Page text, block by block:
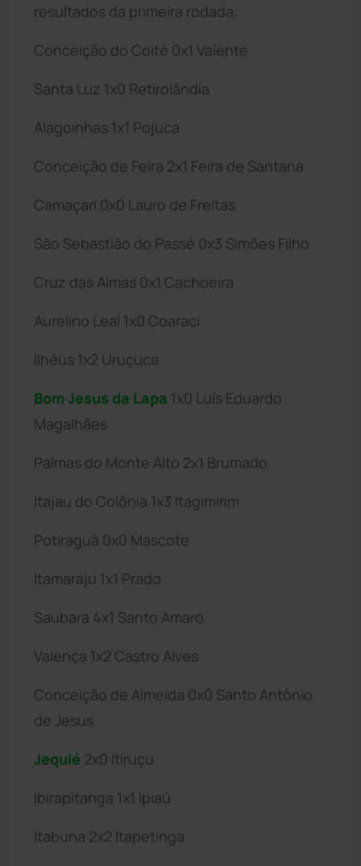
resultados da primeira rodada:
Conceição do Coité 0x1 Valente
Santa Luz 1x0 Retirolândia
Alagoinhas 1x1 Pojuca
Conceição de Feira 2x1 Feira de Santana
Camaçari 0x0 Lauro de Freitas
São Sebastião do Passé 0x3 Simões Filho
Cruz das Almas 0x1 Cachoeira
Aurelino Leal 1x0 Coaraci
Ilhéus 1x2 Uruçuca
Bom Jesus da Lapa 1x0 Luís Eduardo
Magalhães
Palmas do Monte Alto 2x1 Brumado
Itajau do Colônia 1x3 Itagimirim
Potiraguá 0x0 Mascote
Itamaraju 1x1 Prado
Saubara 4x1 Santo Amaro
Valença 1x2 Castro Alves
Conceição de Almeida 0x0 Santo Antônio
de Jesus
Jequié 2x0 Itiruçu
Ibirapitanga 1x1 Ipiaú
Itabuna 2x2 Itapetinga